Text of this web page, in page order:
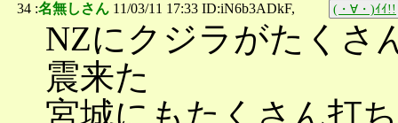
34 :名無しさん 11/03/11 17:33 ID:iN6b3ADkF, (・∀・)ｲｲ!!
NZにクジラがたくさ
震来た
宮城にもたくさん打